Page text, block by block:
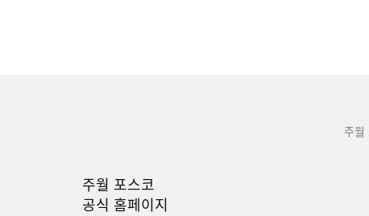
주월
주월 포스코
공식 홈페이지